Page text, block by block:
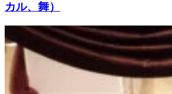
カル、舞）